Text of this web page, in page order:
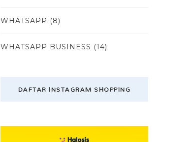
WHATSAPP (8)
WHATSAPP BUSINESS (14)
DAFTAR INSTAGRAM SHOPPING